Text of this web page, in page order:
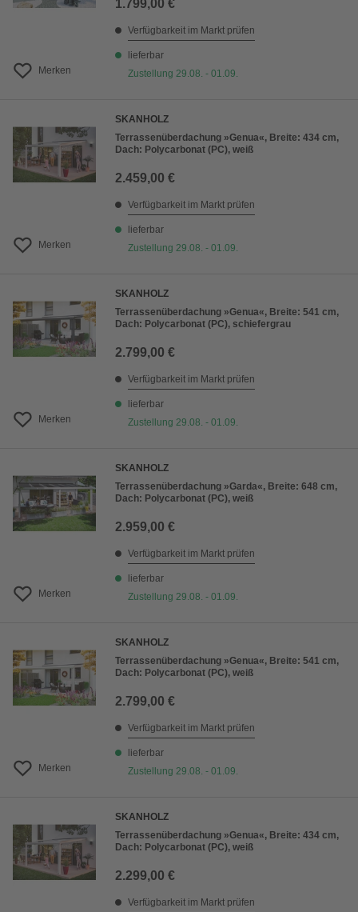
Merken
1.799,00 €
Verfügbarkeit im Markt prüfen
lieferbar
Zustellung 29.08. - 01.09.
Merken
SKANHOLZ
Terrassenüberdachung »Genua«, Breite: 434 cm,
Dach: Polycarbonat (PC), weiß
2.459,00 €
Verfügbarkeit im Markt prüfen
lieferbar
Zustellung 29.08. - 01.09.
Merken
SKANHOLZ
Terrassenüberdachung »Genua«, Breite: 541 cm,
Dach: Polycarbonat (PC), schiefergrau
2.799,00 €
Verfügbarkeit im Markt prüfen
lieferbar
Zustellung 29.08. - 01.09.
Merken
SKANHOLZ
Terrassenüberdachung »Garda«, Breite: 648 cm,
Dach: Polycarbonat (PC), weiß
2.959,00 €
Verfügbarkeit im Markt prüfen
lieferbar
Zustellung 29.08. - 01.09.
Merken
SKANHOLZ
Terrassenüberdachung »Genua«, Breite: 541 cm,
Dach: Polycarbonat (PC), weiß
2.799,00 €
Verfügbarkeit im Markt prüfen
lieferbar
Zustellung 29.08. - 01.09.
SKANHOLZ
Terrassenüberdachung »Genua«, Breite: 434 cm,
Dach: Polycarbonat (PC), weiß
2.299,00 €
Verfügbarkeit im Markt prüfen